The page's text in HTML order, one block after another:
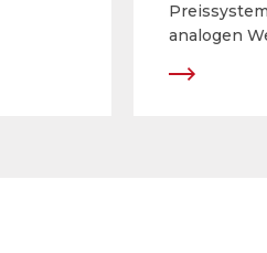
analogen
Digital Out